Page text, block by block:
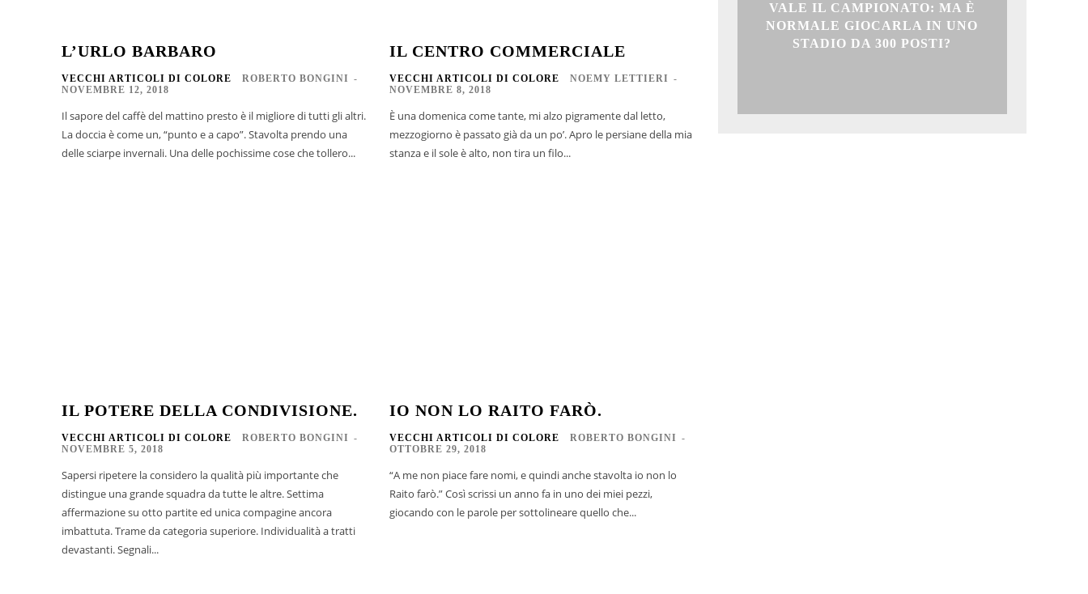
L’URLO BARBARO
VECCHI ARTICOLI DI COLORE ROBERTO BONGINI -
NOVEMBRE 12, 2018
Il sapore del caffè del mattino presto è il migliore di tutti gli altri.
La doccia è come un, “punto e a capo”. Stavolta prendo una
delle sciarpe invernali. Una delle pochissime cose che tollero...
IL CENTRO COMMERCIALE
VECCHI ARTICOLI DI COLORE NOEMY LETTIERI -
NOVEMBRE 8, 2018
È una domenica come tante, mi alzo pigramente dal letto,
mezzogiorno è passato già da un po’. Apro le persiane della mia
stanza e il sole è alto, non tira un filo...
IL POTERE DELLA CONDIVISIONE.
VECCHI ARTICOLI DI COLORE ROBERTO BONGINI -
NOVEMBRE 5, 2018
Sapersi ripetere la considero la qualità più importante che
distingue una grande squadra da tutte le altre. Settima
affermazione su otto partite ed unica compagine ancora
imbattuta. Trame da categoria superiore. Individualità a tratti
devastanti. Segnali...
IO NON LO RAITO FARÒ.
VECCHI ARTICOLI DI COLORE ROBERTO BONGINI -
OTTOBRE 29, 2018
“A me non piace fare nomi, e quindi anche stavolta io non lo
Raito farò.” Così scrissi un anno fa in uno dei miei pezzi,
giocando con le parole per sottolineare quello che...
VALE IL CAMPIONATO: MA È
NORMALE GIOCARLA IN UNO
STADIO DA 300 POSTI?